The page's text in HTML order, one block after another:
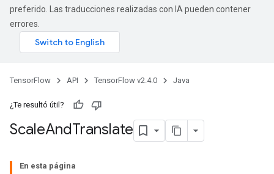
preferido. Las traducciones realizadas con IA pueden contener
errores.
TensorFlow API TensorFlow v2.4.0 Java
¿Te resultó útil?
ScaleAndTranslate
En esta página